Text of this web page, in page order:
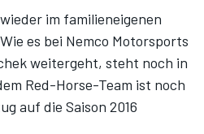
im familieneigenen
es bei Nemco Motorsports
weitergeht, steht noch in
Red-Horse-Team ist noch
auf die Saison 2016